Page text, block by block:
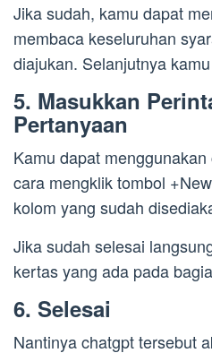
Jika sudah, kamu dapat
membaca keseluruhan
diajukan. Selanjutnya
5. Masukkan
Pertanyaan
Kamu dapat
cara mengklik tombol
kolom yang sudah
Jika sudah selesai
kertas yang ada pada
6. Selesai
Nantinya chatgpt tersebut